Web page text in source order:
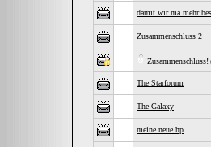
damit wir ma mehr
Zusammenschluss 2
Zusammenschluss!
The Starforum
The Galaxy
meine neue hp